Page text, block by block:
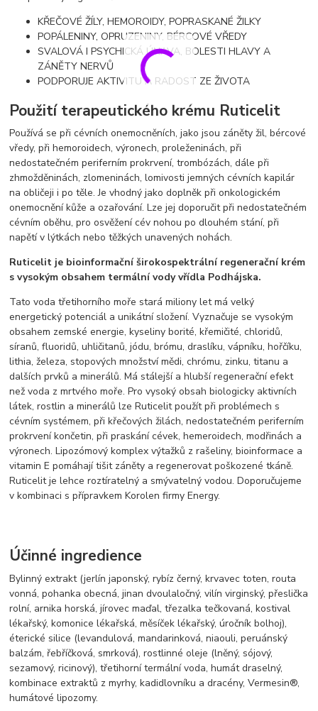
KŘEČOVÉ ŽÍLY, HEMOROIDY, POPRASKANÉ ŽILKY
POPÁLENINY, OPRUZENINY, BÉRCOVÉ VŘEDY
SVALOVÁ I PSYCHICKÁ ÚNAVA, BOLESTI HLAVY A
ZÁNĚTY NERVŮ
PODPORUJE AKTIVITU A RADOST ZE ŽIVOTA
Použití terapeutického krému Ruticelit
Používá se při cévních onemocněních, jako jsou záněty žil, bércové
vředy, při hemoroidech, výronech, proleženinách, při
nedostatečném periferním prokrvení, trombózách, dále při
zhmožděninách, zlomeninách, lomivosti jemných cévních kapilár
na obličeji i po těle. Je vhodný jako doplněk při onkologickém
onemocnění kůže a ozařování. Lze jej doporučit při nedostatečném
cévním oběhu, pro osvěžení cév nohou po dlouhém stání, při
napětí v lýtkách nebo těžkých unavených nohách.
Ruticelit je bioinformační širokospektrální regenerační krém
s vysokým obsahem termální vody vřídla Podhájska.
Tato voda třetihorního moře stará miliony let má velký
energetický potenciál a unikátní složení. Vyznačuje se vysokým
obsahem zemské energie, kyseliny borité, křemičité, chloridů,
síranů, fluoridů, uhličitanů, jódu, brómu, draslíku, vápníku, hořčíku,
lithia, železa, stopových množství mědi, chrómu, zinku, titanu a
dalších prvků a minerálů. Má stálejší a hlubší regenerační efekt
než voda z mrtvého moře. Pro vysoký obsah biologicky aktivních
látek, rostlin a minerálů lze Ruticelit použít při problémech s
cévním systémem, při křečových žilách, nedostatečném periferním
prokrvení končetin, při praskání cévek, hemeroidech, modřinách a
výronech. Lipozómový komplex výtažků z rašeliny, bioinformace a
vitamin E pomáhají tišit záněty a regenerovat poškozené tkáně.
Ruticelit je lehce roztíratelný a smývatelný vodou. Doporučujeme
v kombinaci s přípravkem Korolen firmy Energy.
Účinné ingredience
Bylinný extrakt (jerlín japonský, rybíz černý, krvavec toten, routa
vonná, pohanka obecná, jinan dvoulaločný, vilín virginský, přeslička
rolní, arnika horská, jírovec maďal, třezalka tečkovaná, kostival
lékařský, komonice lékařská, měsíček lékařský, úročník bolhoj),
éterické silice (levandulová, mandarinková, niaouli, peruánský
balzám, řebříčková, smrková), rostlinné oleje (lněný, sójový,
sezamový, ricinový), třetihorní termální voda, humát draselný,
kombinace extraktů z myrhy, kadidlovníku a dracény, Vermesin®,
humátové lipozomy.